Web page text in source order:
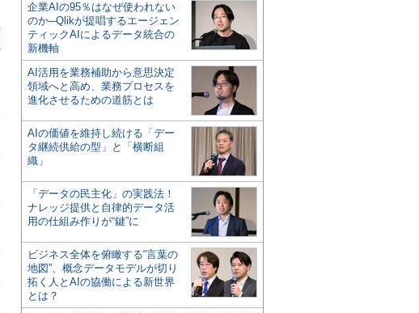
企業AIの95％はなぜ使われない
のか─Qlikが提唱するエージェン
ティックAIによるデータ統合の
新機軸
AI活用を業務補助から意思決定
領域へと高め、業務プロセスを
進化させるための道筋とは
AIの価値を維持し続ける「デー
タ継続供給の型」と「横断組
織」
「データの民主化」の実践法！
ナレッジ提供と自律的データ活
用の仕組み作りが“鍵”に
ビジネス全体を俯瞰する“言葉の
地図”、概念データモデルが切り
拓く人とAIの協働による新世界
とは？